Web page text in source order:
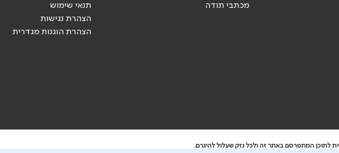
מכתבי תודה
תנאי שימוש
הצהרת נגישות
הצהרת הוגנות מגדרית
לתוכן המתפרסם באתר זה ולכל נזק שעלול להיגרם.